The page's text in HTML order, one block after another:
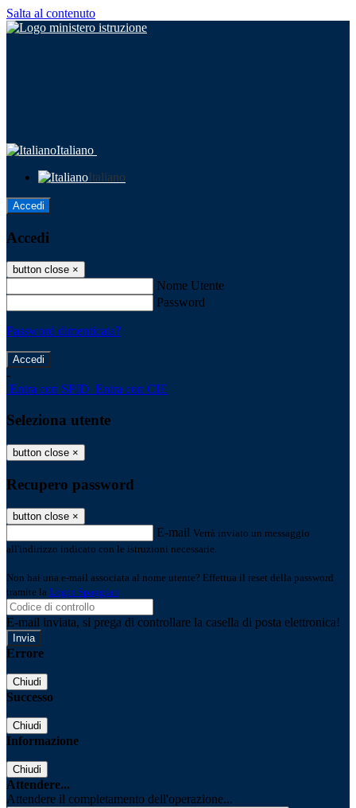
Salta al contenuto
Italiano
Italiano
Accedi
Accedi
button close ×
Nome Utente
Password
Password dimenticata?
-
Entra con SPID Entra con CIE
Seleziona utente
button close ×
Recupero password
button close ×
E-mail Verrà inviato un messaggio
all'indirizzo indicato con le istruzioni necessarie.
Non hai una e-mail associata al nome utente? Effettua il reset della password
tramite la Login Spaggiari
E-mail inviata, si prega di controllare la casella di posta elettronica!
Errore
Chiudi
Successo
Chiudi
Informazione
Chiudi
Attendere...
Attendere il completamento dell'operazione...